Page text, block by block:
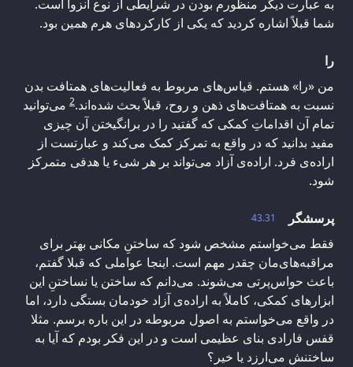
به عبارت دیگر منظورم بودن در شرایطی از نوع انزوا است.
شما قبلاً اشاره کردید که یکی از کارکردهای هرم همین بود.
را
من «را» هستم. قیاس‌های مربوط به فعالیت‌های همتافت بدن
نسبت به همتافت‌های ذهن و روح، قبلاً بحث شده‌اند.2 می‌توانید
تمام آن اقداماتِ کمکی که گفتید را در برانگیختن آن چیزی
مفید بدانید که در واقع به تمرکز کمک می‌کند و عبارتست از
اراده‌ی فرد. اراده‌ی آزاد می‌تواند بر هر شیء یا هدفی متمرکز
شود.
43.31
پرسشگر
فقط می‌خواستم مشخص شود که ساختنِ مکانی بهتر برای
مراقبه‌های‌مان چقدر مهم است. اینجا عواملی که قبلا گفتم،
باعث حواس‌پرتی می‌شوند. می‌دانم که ساختن یا نساختنِ این
ابزارهای کمکی، کاملاً به اراده‌ی آزاد خودمان بستگی دارد، اما
در واقع می‌خواستم به اصول مربوطه در این باره برسم. مثلا
قفس فارادی بنای عظیمی است و در این فکر بودم که آیا به
ساختنش می‌ارزد یا خیر؟‌